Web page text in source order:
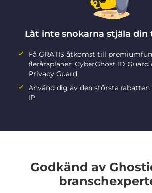
Låt inte snokarna stjäla din
Få GRATIS åtkomst till
flerårsplaner: CyberGhost ID Guard
Privacy Guard
Använd dig av den största rabatten
IP
Godkänd av